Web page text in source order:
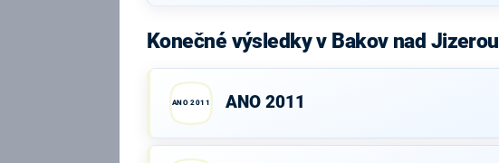
Konečné výsledky v Bakov nad Jizerou
ANO 2011 ANO 2011